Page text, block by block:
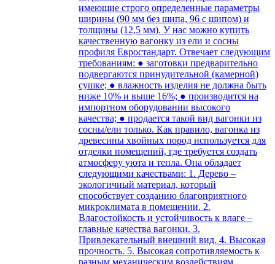
имеющие строго определенные параметры
ширины (90 мм без шипа, 96 с шипом) и
толщины (12,5 мм). У нас можно купить
качественную вагонку из ели и сосны
профиля Евростандарт. Отвечает следующим
требованиям: ● заготовки предварительно
подвергаются принудительной (камерной)
сушке; ● влажность изделия не должна быть
ниже 10% и выше 16%; ● производится на
импортном оборудовании высокого
качества; ● продается такой вид вагонки из
сосны/ели только. Как правило, вагонка из
древесины хвойных пород используется для
отделки помещений, где требуется создать
атмосферу уюта и тепла. Она обладает
следующими качествами: 1. Дерево –
экологичный материал, который
способствует созданию благоприятного
микроклимата в помещении. 2.
Влагостойкость и устойчивость к влаге –
главные качества вагонки. 3.
Привлекательный внешний вид. 4. Высокая
прочность. 5. Высокая сопротивляемость к
разным механическим воздействиям.